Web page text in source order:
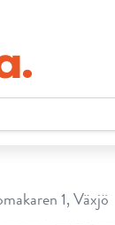
1, Växjö